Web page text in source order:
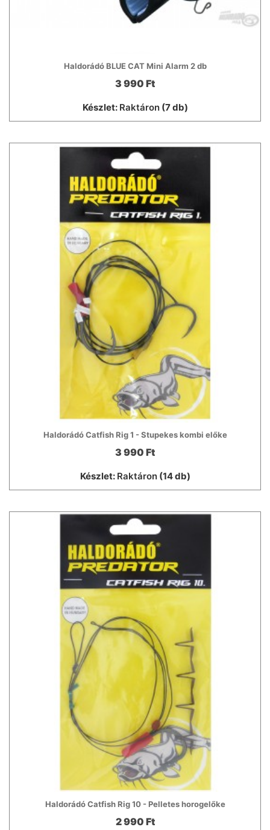
Haldorádó BLUE CAT Mini Alarm 2 db
3 990 Ft
Készlet: Raktáron(7 db)
Haldorádó Catfish Rig 1 - Stupekes kombi előke
3 990 Ft
Készlet: Raktáron(14 db)
Haldorádó Catfish Rig 10 - Pelletes horogelőke
2 990 Ft